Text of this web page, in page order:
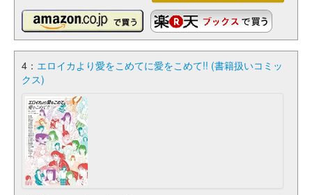
4： エロイカより愛をこめてに愛をこめて!! (書籍扱いコミッ
クス)